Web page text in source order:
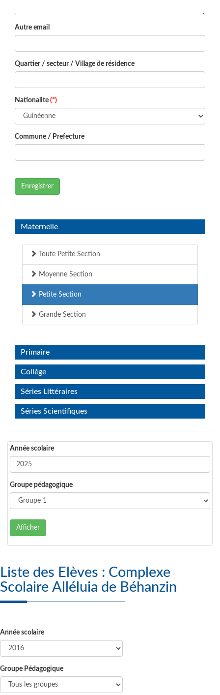
Autre email
Quartier / secteur / Village de résidence
Nationalite (*)
Commune / Prefecture
Enregistrer
Maternelle
Toute Petite Section
Moyenne Section
Petite Section
Grande Section
Primaire
Collège
Séries Littéraires
Séries Scientifiques
Année scolaire
Groupe pédagogique
Afficher
Liste des Elèves : Complexe
Scolaire Alléluia de Béhanzin
Année scolaire
Groupe Pédagogique